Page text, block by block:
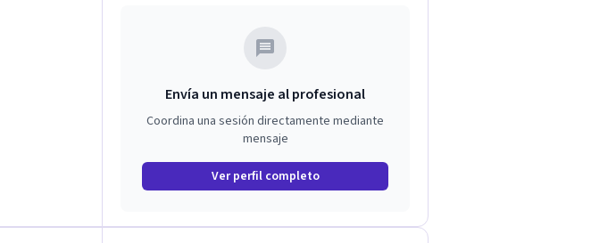
Envía un mensaje al profesional
Coordina una sesión directamente mediante
mensaje
Ver perfil completo